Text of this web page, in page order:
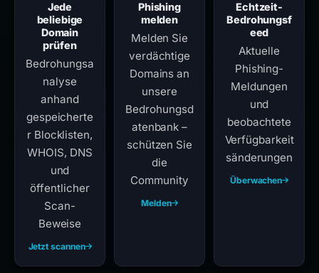
Jede
beliebige
Domain
prüfen
Bedrohungsa
nalyse
anhand
gespeicherte
r Blocklisten,
WHOIS, DNS
und
öffentlicher
Scan-
Beweise
Jetzt scannen
Phishing
melden
Melden Sie
verdächtige
Domains an
unsere
Bedrohungsd
atenbank –
schützen Sie
die
Community
Melden
Echtzeit-
Bedrohungsf
eed
Aktuelle
Phishing-
Meldungen
und
beobachtete
Verfügbarkeit
sänderungen
Überwachen